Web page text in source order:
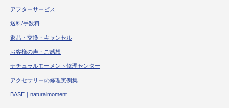
アフターサービス
送料/手数料
返品・交換・キャンセル
お客様の声・ご感想
ナチュラルモーメント修理センター
アクセサリーの修理実例集
BASE｜naturalmoment